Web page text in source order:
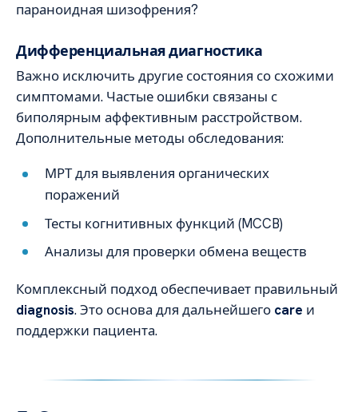
параноидная шизофрения?
Дифференциальная диагностика
Важно исключить другие состояния со схожими
симптомами. Частые ошибки связаны с
биполярным аффективным расстройством.
Дополнительные методы обследования:
МРТ для выявления органических
поражений
Тесты когнитивных функций (MCCB)
Анализы для проверки обмена веществ
Комплексный подход обеспечивает правильный
diagnosis. Это основа для дальнейшего care и
поддержки пациента.